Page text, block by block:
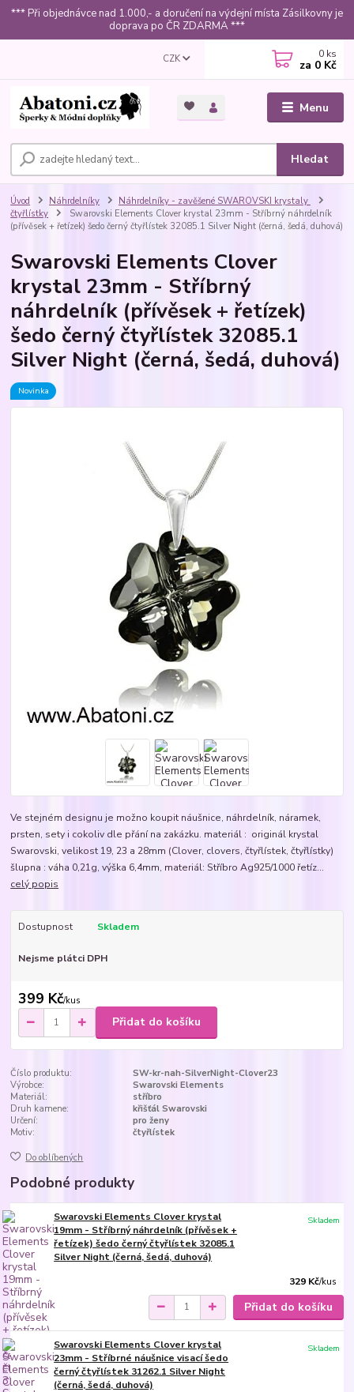
*** Při objednávce nad 1.000,- a doručení na výdejní místa Zásilkovny je
doprava po ČR ZDARMA ***
Menu
CZK
Hledat
0 ks
za 0 Kč
Úvod Náhrdelníky
Náhrdelníky - zavěšené SWAROVSKI krystaly
čtyřlístky
Swarovski Elements Clover krystal 23mm - Stříbrný náhrdelník
(přívěsek + řetízek) šedo černý čtyřlístek 32085.1 Silver Night (černá, šedá, duhová)
Swarovski Elements Clover
krystal 23mm - Stříbrný
náhrdelník (přívěsek + řetízek)
šedo černý čtyřlístek 32085.1
Silver Night (černá, šedá, duhová)
Novinka
Ve stejném designu je možno koupit náušnice, náhrdelník, náramek,
prsten, sety i cokoliv dle přání na zakázku. materiál : originál krystal
Swarovski, velikost 19, 23 a 28mm (Clover, clovers, čtyřlístek, čtyřlístky)
šlupna : váha 0,21g, výška 6,4mm, materiál: Stříbro Ag925/1000 řetíz...
celý popis
Dostupnost Skladem
Nejsme plátci DPH
399 Kč/kus
Přidat do košíku
Číslo produktu:
SW-kr-nah-SilverNight-Clover23
Výrobce:
Swarovski Elements
Materiál:
stříbro
Druh kamene:
křišťál Swarovski
Určení:
pro ženy
Motiv:
čtyřlístek
Do oblíbených
Podobné produkty
Swarovski Elements Clover krystal
19mm - Stříbrný náhrdelník (přívěsek +
řetízek) šedo černý čtyřlístek 32085.1
Silver Night (černá, šedá, duhová)
329 Kč/kus
Skladem
Přidat do košíku
Swarovski Elements Clover krystal
23mm - Stříbrné náušnice visací šedo
černý čtyřlístek 31262.1 Silver Night
(černá, šedá, duhová)
Skladem